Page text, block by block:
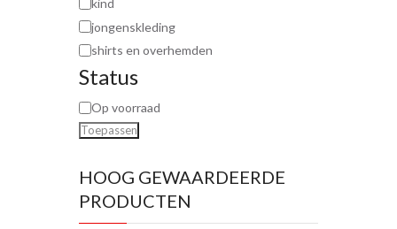
kind
jongenskleding
shirts en overhemden
Status
Op voorraad
Toepassen
HOOG GEWAARDEERDE
PRODUCTEN